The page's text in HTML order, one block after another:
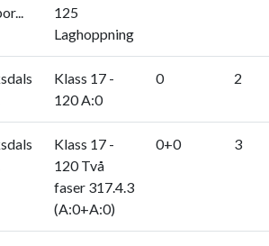
125
Laghoppning
Klass 17 -
120 A:0
0 2
Klass 17 -
120 Två
faser 317.4.3
(A:0+A:0)
0+0 3